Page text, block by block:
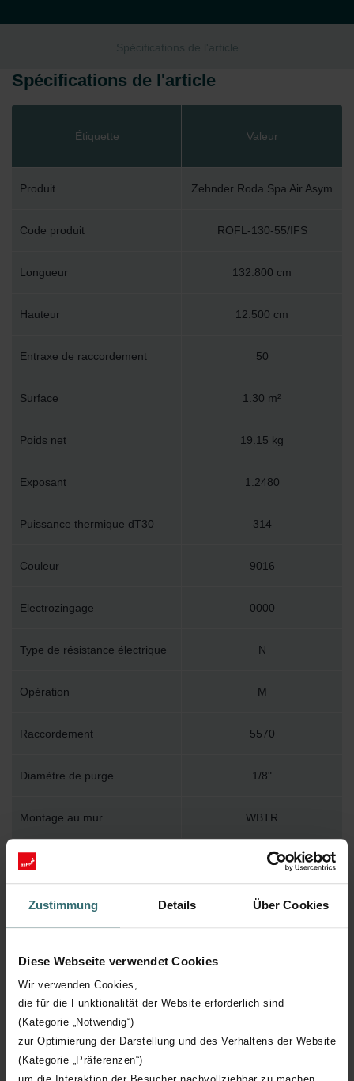
Zustimmung Details Über Cookies
Diese Webseite verwendet Cookies
Wir verwenden Cookies,
die für die Funktionalität der Website erforderlich sind
(Kategorie „Notwendig“)
zur Optimierung der Darstellung und des Verhaltens der Website
(Kategorie „Präferenzen“)
Spécifications de l'article
Spécifications de l'article
Étiquette Valeur
Produit Zehnder Roda Spa Air Asym
Code produit ROFL-130-55/IFS
Longueur 132.800 cm
Hauteur 12.500 cm
Entraxe de raccordement 50
Surface 1.30 m²
Poids net 19.15 kg
Exposant 1.2480
Puissance thermique dT30 314
Couleur 9016
Electrozingage 0000
Type de résistance électrique N
Opération M
Raccordement 5570
Diamètre de purge 1/8"
Montage au mur WBTR
Accessoire inclus dans
Pression de service maximum
Longueur technique
Hauteur technique